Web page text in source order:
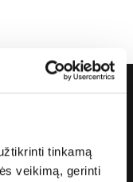
tinkamą
veikimą, gerinti